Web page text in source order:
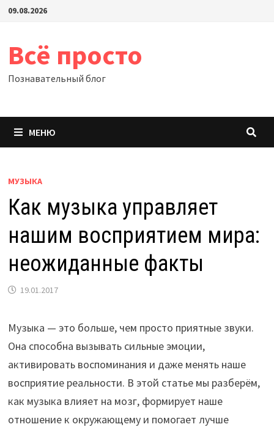
Перейти
09.08.2026
Всё просто
Познавательный блог
МЕНЮ
МУЗЫКА
Как музыка управляет
нашим восприятием мира:
неожиданные факты
19.01.2017
Музыка — это больше, чем просто приятные звуки.
Она способна вызывать сильные эмоции,
активировать воспоминания и даже менять наше
восприятие реальности. В этой статье мы разберём,
как музыка влияет на мозг, формирует наше
отношение к окружающему и помогает лучше